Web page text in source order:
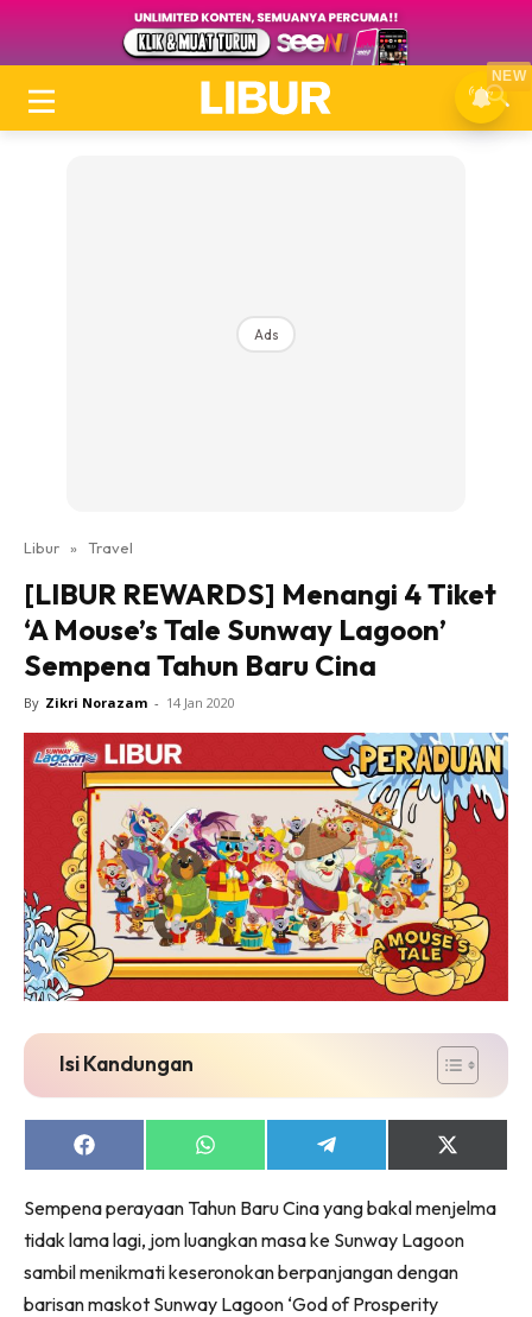
Ads
Libur » Travel
[LIBUR REWARDS] Menangi 4 Tiket
‘A Mouse’s Tale Sunway Lagoon’
Sempena Tahun Baru Cina
By Zikri Norazam - 14 Jan 2020
Isi Kandungan
Share
on
Share
on
Share
on
Share
on
(Twitter)
Sempena perayaan Tahun Baru Cina yang bakal menjelma
tidak lama lagi, jom luangkan masa ke Sunway Lagoon
sambil menikmati keseronokan berpanjangan dengan
barisan maskot Sunway Lagoon ‘God of Prosperity
NEW